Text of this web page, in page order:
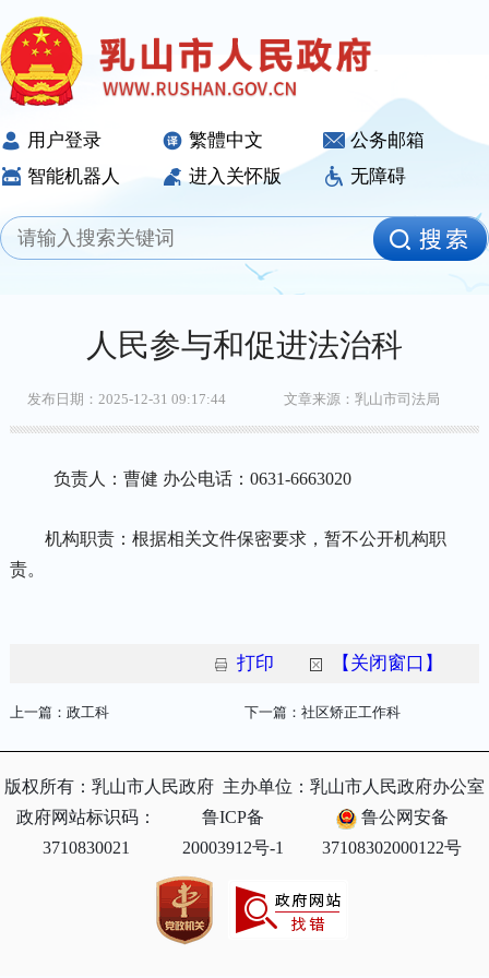
用户登录 繁體中文
公务邮箱
智能机器人
进入关怀版 无障碍
人民参与和促进法治科
发布日期：2025-12-31 09:17:44 文章来源：乳山市司法局
负责人：曹健 办公电话：0631-6663020
机构职责：根据相关文件保密要求，暂不公开机构职
责。
打印 【关闭窗口】
上一篇： 政工科 下一篇： 社区矫正工作科
版权所有：乳山市人民政府 主办单位：乳山市人民政府办公室
政府网站标识码：
3710830021
鲁ICP备
20003912号-1
鲁公网安备
37108302000122号